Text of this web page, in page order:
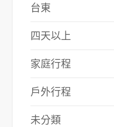
台東
四天以上
家庭行程
戶外行程
未分類